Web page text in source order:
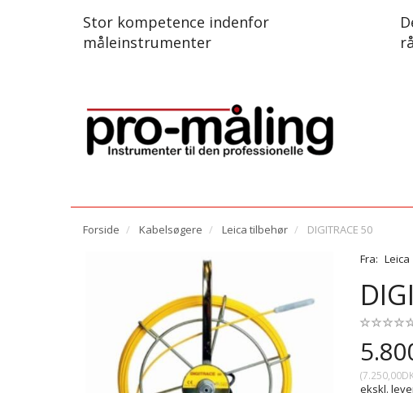
Stor kompetence indenfor
måleinstrumenter
Forside Kabelsøgere Leica tilbehør
DIGITRACE 50
Fra: Leica
(
ekskl.